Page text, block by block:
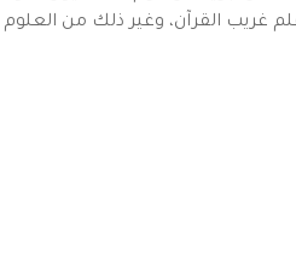
غريب القرآن، وغير ذلك من العلوم